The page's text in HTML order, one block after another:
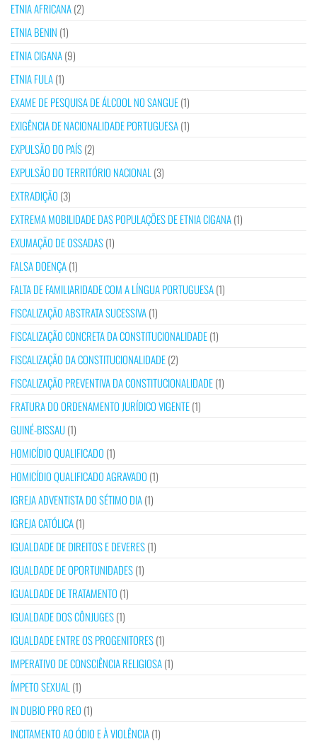
ETNIA AFRICANA(2)
ETNIA BENIN (1)
ETNIA CIGANA(9)
ETNIA FULA(1)
EXAME DE PESQUISA DE ÁLCOOL NO SANGUE(1)
EXIGÊNCIA DE NACIONALIDADE PORTUGUESA(1)
EXPULSÃO DO PAÍS(2)
EXPULSÃO DO TERRITÓRIO NACIONAL (3)
EXTRADIÇÃO (3)
EXTREMA MOBILIDADE DAS POPULAÇÕES DE ETNIA CIGANA(1)
EXUMAÇÃO DE OSSADAS(1)
FALSA DOENÇA(1)
FALTA DE FAMILIARIDADE COM A LÍNGUA PORTUGUESA(1)
FISCALIZAÇÃO ABSTRATA SUCESSIVA(1)
FISCALIZAÇÃO CONCRETA DA CONSTITUCIONALIDADE(1)
FISCALIZAÇÃO DA CONSTITUCIONALIDADE(2)
FISCALIZAÇÃO PREVENTIVA DA CONSTITUCIONALIDADE(1)
FRATURA DO ORDENAMENTO JURÍDICO VIGENTE(1)
GUINÉ-BISSAU(1)
HOMICÍDIO QUALIFICADO (1)
HOMICÍDIO QUALIFICADO AGRAVADO (1)
IGREJA ADVENTISTA DO SÉTIMO DIA(1)
IGREJA CATÓLICA(1)
IGUALDADE DE DIREITOS E DEVERES(1)
IGUALDADE DE OPORTUNIDADES(1)
IGUALDADE DE TRATAMENTO (1)
IGUALDADE DOS CÔNJUGES(1)
IGUALDADE ENTRE OS PROGENITORES(1)
IMPERATIVO DE CONSCIÊNCIA RELIGIOSA(1)
ÍMPETO SEXUAL (1)
IN DUBIO PRO REO (1)
INCITAMENTO AO ÓDIO E À VIOLÊNCIA(1)